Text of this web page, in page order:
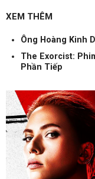
XEM THÊM
Ông Hoàng Kinh
The Exorcist:
Phần Tiếp